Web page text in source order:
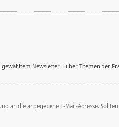
Newsletter – über Themen der
an die angegebene E-Mail-Adresse. Sollten